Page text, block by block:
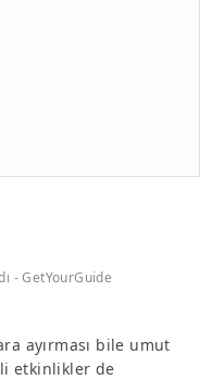
- GetYourGuide
ayırması bile umut
etkinlikler de